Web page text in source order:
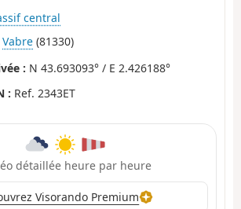
central
Vabre (81330)
: N 43.693093° / E 2.426188°
: Ref. 2343ET
détaillée heure par heure
Visorando Premium